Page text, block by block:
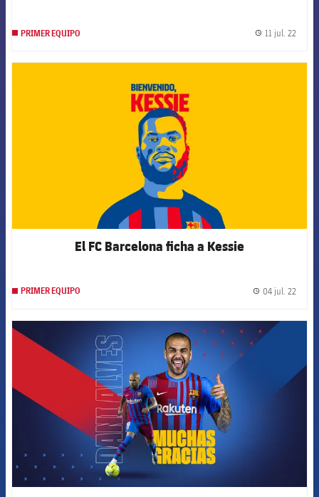
PRIMER EQUIPO 11 jul. 22
El FC Barcelona ficha a Kessie
PRIMER EQUIPO 04 jul. 22
FCB Barcelona badge